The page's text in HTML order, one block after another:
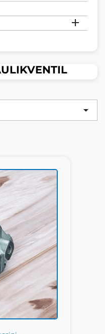

